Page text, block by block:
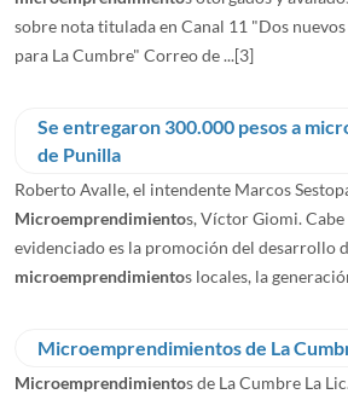
sobre nota titulada en Canal 11 "Dos nuevos
para La Cumbre" Correo de ...[3]
Se entregaron 300.000 pesos a
Roberto Avalle, el intendente Marcos
Microemprendimientos, Víctor Giomi.
evidenciado es la promoción del desarrollo
microemprendimientos locales, la
Microemprendimientos de La
Microemprendimientos de La Cumbre La